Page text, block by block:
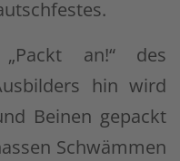
an!“ des
hin wird
Beinen gepackt
Schwämmen